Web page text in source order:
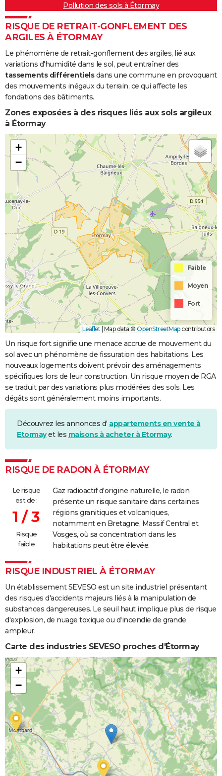
Pollution des sols à Étormay
RISQUE DE RETRAIT-GONFLEMENT DES
ARGILES À ÉTORMAY
Le phénomène de retrait-gonflement des argiles, lié aux
variations d'humidité dans le sol, peut entraîner des
tassements différentielsdans une commune en provoquant
des mouvements inégaux du terrain, ce qui affecte les
fondations des bâtiments.
Zones exposées à des risques liés aux sols argileux
à Étormay
+
−
Faible
Moyen
Fort
Leaflet | Map data © OpenStreetMapcontributors
Un risque fort signifie une menace accrue de mouvement du
sol avec un phénomène de fissuration des habitations. Les
nouveaux logements doivent prévoir des aménagements
spécifiques lors de leur construction. Un risque moyen de RGA
se traduit par des variations plus modérées des sols. Les
dégâts sont généralement moins importants.
Découvrez les annonces d' appartements en vente à
Etormayet les maisons à acheter à Etormay.
RISQUE DE RADON À ÉTORMAY
Le risque
est de :
1 / 3
Risque
faible
Gaz radioactif d'origine naturelle, le radon
présente un risque sanitaire dans certaines
régions granitiques et volcaniques,
notamment en Bretagne, Massif Central et
Vosges, où sa concentration dans les
habitations peut être élevée.
RISQUE INDUSTRIEL À ÉTORMAY
Un établissement SEVESO est un site industriel présentant
des risques d'accidents majeurs liés à la manipulation de
substances dangereuses. Le seuil haut implique plus de risque
d'explosion, de nuage toxique ou d'incendie de grande
ampleur.
Carte des industries SEVESO proches d'Étormay
+
−